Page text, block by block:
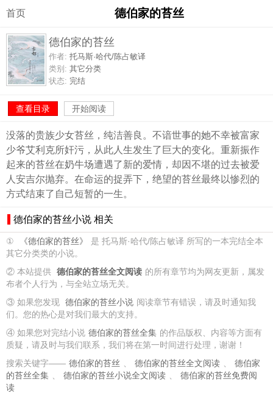
首页 德伯家的苔丝
德伯家的苔丝
作者: 托马斯·哈代/陈占敏译
类别: 其它分类
状态: 完结
查看目录 开始阅读
没落的贵族少女苔丝，纯洁善良。不谙世事的她不幸被富家
少爷艾利克所奸污，从此人生发生了巨大的变化。重新振作
起来的苔丝在奶牛场遭遇了新的爱情，却因不堪的过去被爱
人安吉尔抛弃。在命运的捉弄下，绝望的苔丝最终以惨烈的
方式结束了自己短暂的一生。
德伯家的苔丝小说 相关
① 《德伯家的苔丝》
是 托马斯·哈代/陈占敏译 所写的一本完结全本
其它分类类的小说。
② 本站提供 德伯家的苔丝全文阅读 的所有章节均为网友更新，属发
布者个人行为，与全站立场无关。
③ 如果您发现 德伯家的苔丝小说 阅读章节有错误，请及时通知我
们。您的热心是对我们最大的支持。
④ 如果您对完结小说 德伯家的苔丝全集 的作品版权、内容等方面有
质疑，请及时与我们联系，我们将在第一时间进行处理，谢谢！
搜索关键字—— 德伯家的苔丝 、 德伯家的苔丝全文阅读 、
德伯家
的苔丝全集 、 德伯家的苔丝小说全文阅读 、
德伯家的苔丝免费阅
读